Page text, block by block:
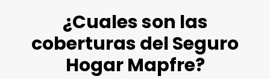
¿Cuales son las
coberturas del Seguro
Hogar Mapfre?